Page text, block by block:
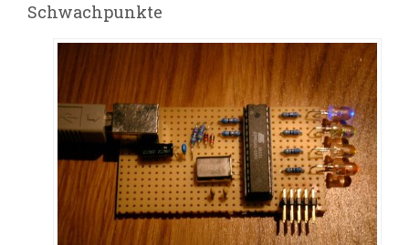
Schwachpunkte